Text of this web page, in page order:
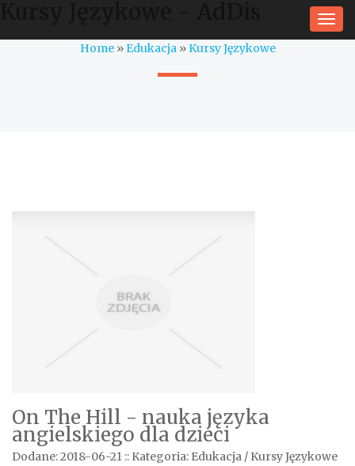
Home» Edukacja»Kursy Językowe
On The Hill - nauka języka
angielskiego dla dzieci
Dodane: 2018-06-21 :: Kategoria: Edukacja / Kursy Językowe